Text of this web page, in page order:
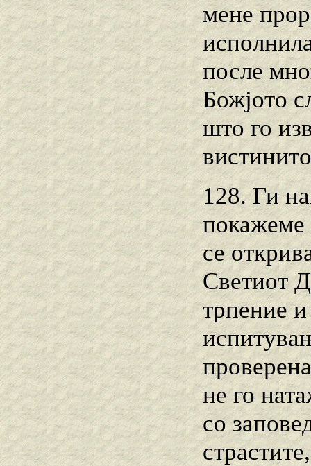
мене
после
Божјото
што го
128. Ги
покажеме
се
Светиот
трпение
не го
со